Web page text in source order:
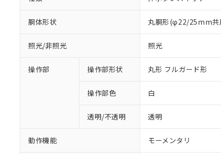
胴体形状 丸胴形(φ22/25mm共
照光/非照光 照光
操作部 操作部形状 丸形 フルガード形
操作部色 白
透明/不透明 透明
動作機能 モーメンタリ